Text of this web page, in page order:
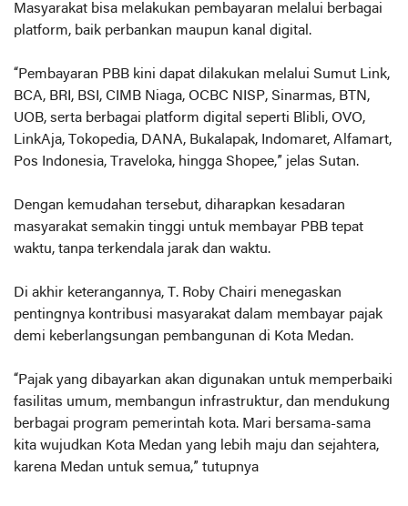
Masyarakat bisa melakukan pembayaran melalui berbagai
platform, baik perbankan maupun kanal digital.
“Pembayaran PBB kini dapat dilakukan melalui Sumut Link,
BCA, BRI, BSI, CIMB Niaga, OCBC NISP, Sinarmas, BTN,
UOB, serta berbagai platform digital seperti Blibli, OVO,
LinkAja, Tokopedia, DANA, Bukalapak, Indomaret, Alfamart,
Pos Indonesia, Traveloka, hingga Shopee,” jelas Sutan.
Dengan kemudahan tersebut, diharapkan kesadaran
masyarakat semakin tinggi untuk membayar PBB tepat
waktu, tanpa terkendala jarak dan waktu.
Di akhir keterangannya, T. Roby Chairi menegaskan
pentingnya kontribusi masyarakat dalam membayar pajak
demi keberlangsungan pembangunan di Kota Medan.
“Pajak yang dibayarkan akan digunakan untuk memperbaiki
fasilitas umum, membangun infrastruktur, dan mendukung
berbagai program pemerintah kota. Mari bersama-sama
kita wujudkan Kota Medan yang lebih maju dan sejahtera,
karena Medan untuk semua,” tutupnya